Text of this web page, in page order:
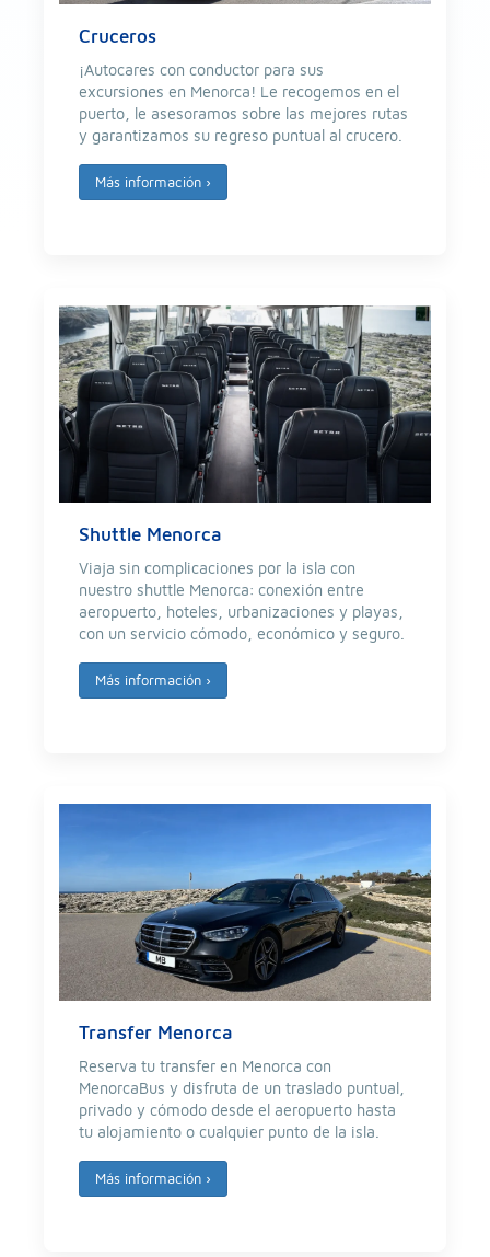
Cruceros
¡Autocares con conductor para sus
excursiones en Menorca! Le recogemos en el
puerto, le asesoramos sobre las mejores rutas
y garantizamos su regreso puntual al crucero.
Más información ›
Shuttle Menorca
Viaja sin complicaciones por la isla con
nuestro shuttle Menorca: conexión entre
aeropuerto, hoteles, urbanizaciones y playas,
con un servicio cómodo, económico y seguro.
Más información ›
Transfer Menorca
Reserva tu transfer en Menorca con
MenorcaBus y disfruta de un traslado puntual,
privado y cómodo desde el aeropuerto hasta
tu alojamiento o cualquier punto de la isla.
Más información ›